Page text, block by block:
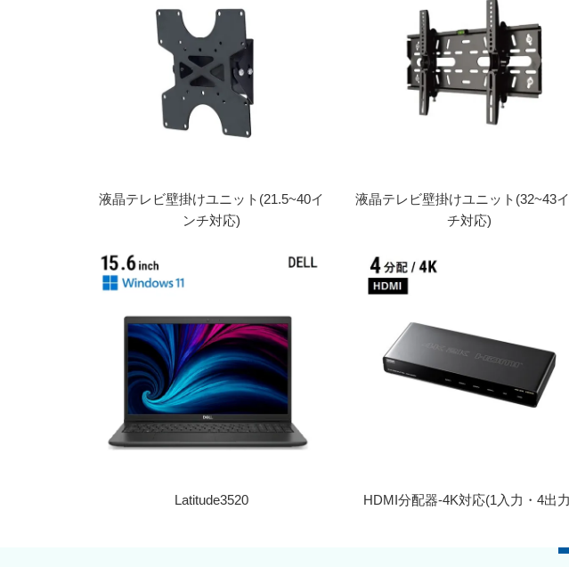
液晶テレビ壁掛けユニット(21.5~40イ
ンチ対応)
液晶テレビ壁掛けユニット(32~43
チ対応)
Latitude3520 HDMI分配器-4K対応(1入力・4出